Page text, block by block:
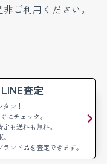
ご利用ください。
査定
ン！
にチェック。
も送料も無料。
ンド品を査定できます。